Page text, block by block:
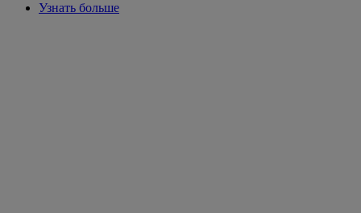
Узнать больше